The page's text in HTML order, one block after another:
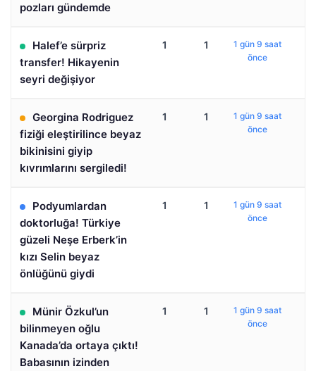
pozları gündemde
Halef’e sürpriz
transfer! Hikayenin
seyri değişiyor
1 1
1 gün 9 saat
önce
Georgina Rodriguez
fiziği eleştirilince beyaz
bikinisini giyip
kıvrımlarını sergiledi!
1 1
1 gün 9 saat
önce
Podyumlardan
doktorluğa! Türkiye
güzeli Neşe Erberk’in
kızı Selin beyaz
önlüğünü giydi
1 1
1 gün 9 saat
önce
Münir Özkul’un
bilinmeyen oğlu
Kanada’da ortaya çıktı!
Babasının izinden
1 1
1 gün 9 saat
önce